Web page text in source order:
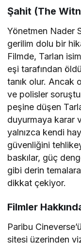
Şahit (The
Yönetmen Nader
gerilim dolu bir
Filmde, Tarlan
eşi tarafından
tanık olur. Ancak
ve polisler
peşine düşen
duyurmaya karar
yalnızca kendi
güvenliğini
baskılar, güç
gibi derin
dikkat çekiyor.
Filmler
Paribu
sitesi üzerinden